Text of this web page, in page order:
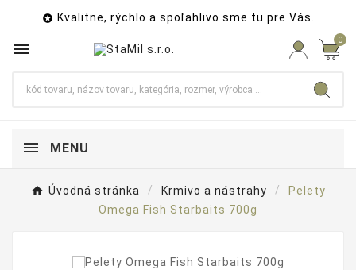
 Kvalitne, rýchlo a spoľahlivo sme tu pre Vás.
 0
MENU
Úvodná stránka Krmivo a nástrahy
Pelety
Omega Fish Starbaits 700g